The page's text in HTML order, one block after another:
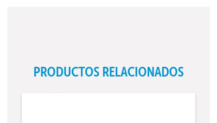
PRODUCTOS RELACIONADOS